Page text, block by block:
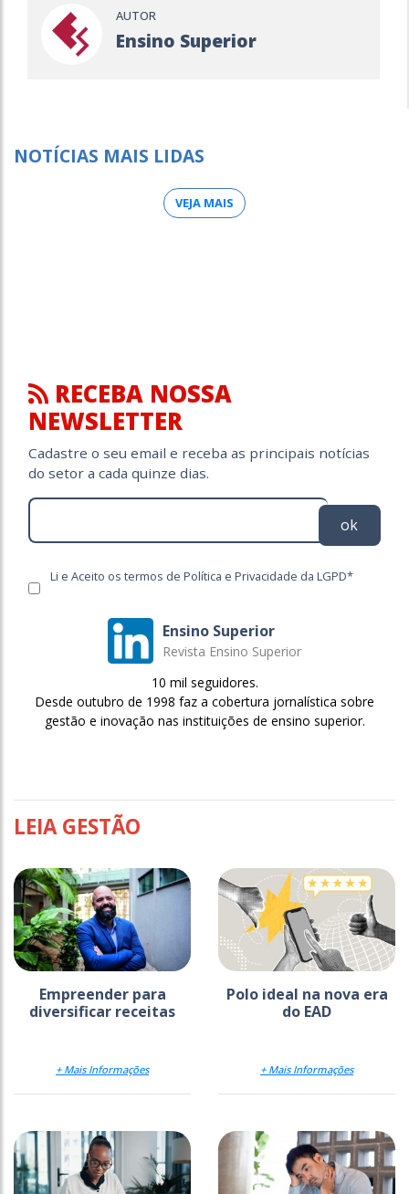
AUTOR
Ensino Superior
NOTÍCIAS MAIS LIDAS
VEJA MAIS
RECEBA NOSSA
NEWSLETTER
Cadastre o seu email e receba as principais notícias
do setor a cada quinze dias.
ok
Li e Aceito os termos de Política e Privacidade da LGPD*
Ensino Superior
Revista Ensino Superior
10 mil seguidores.
Desde outubro de 1998 faz a cobertura jornalística sobre
gestão e inovação nas instituições de ensino superior.
LEIA GESTÃO
Empreender para
diversificar receitas
+ Mais Informações
Polo ideal na nova era
do EAD
+ Mais Informações